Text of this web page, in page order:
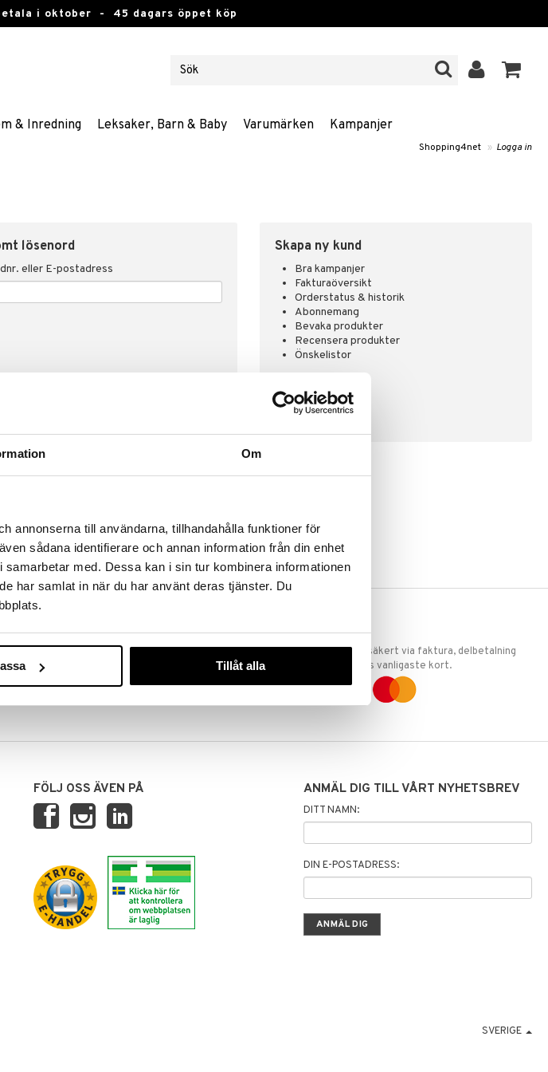
Om
annonserna till användarna, tillhandahålla funktioner för
sådana identifierare och annan information från din enhet
med. Dessa kan i sin tur kombinera informationen
har samlat in när du har använt deras tjänster. Du
Tillåt alla
i oktober - 45 dagars öppet köp
& Inredning Leksaker, Barn & Baby Varumärken Kampanjer
Shopping4net » Logga in
lösenord
eller E-postadress
Skapa ny kund
Bra kampanjer
Fakturaöversikt
Orderstatus & historik
Abonnemang
Bevaka produkter
Recensera produkter
Önskelistor
SKAPA KUND
GODKÄND AV LÄKEMEDELSVERKET
EU-logotypen är symbolen som visar att vi är
godkända av Läkemedelsverket gällande
TRYGGA KÖP
Handla tryggt & säkert via faktura, delbetalning
eller marknadens vanligaste kort.
FÖLJ OSS ÄVEN PÅ ANMÄL DIG TILL VÅRT NYHETSBREV
DITT NAMN:
DIN E-POSTADRESS:
SVERIGE